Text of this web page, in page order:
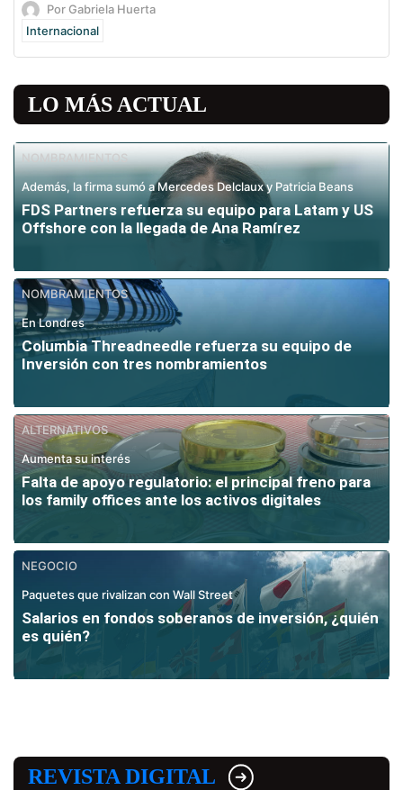
Por Gabriela Huerta
Internacional
LO MÁS ACTUAL
NOMBRAMIENTOS
Además, la firma sumó a Mercedes Delclaux y Patricia Beans
FDS Partners refuerza su equipo para Latam y US
Offshore con la llegada de Ana Ramírez
NOMBRAMIENTOS
En Londres
Columbia Threadneedle refuerza su equipo de
Inversión con tres nombramientos
ALTERNATIVOS
Aumenta su interés
Falta de apoyo regulatorio: el principal freno para
los family offices ante los activos digitales
NEGOCIO
Paquetes que rivalizan con Wall Street
Salarios en fondos soberanos de inversión, ¿quién
es quién?
REVISTA DIGITAL